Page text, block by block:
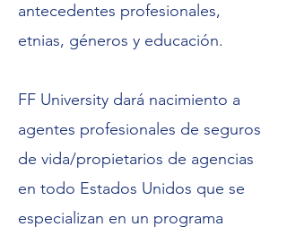
antecedentes profesionales,
etnias, géneros y educación.
FF University dará nacimiento a
agentes profesionales de seguros
de vida/propietarios de agencias
en todo Estados Unidos que se
especializan en un programa